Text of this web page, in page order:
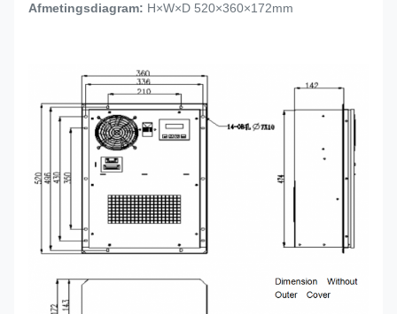
Afmetingsdiagram: H×W×D 520×360×172mm